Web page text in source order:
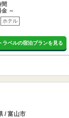
間
金 ～
ホテル
ラベルの宿泊プランを見る
/ 富山市